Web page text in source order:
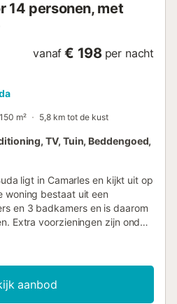
14 personen, met
vanaf € 198 per nacht
150 m² 5,8 km tot de kust
TV, Tuin, Beddengoed,
ligt in Camarles en kijkt uit op
woning bestaat uit een
en 3 badkamers en is daarom
Extra voorzieningen zijn onder
niet: handdoeken. Deze woning
met een zwembad,
een overdekt terras,
speeltuin. Er is gratis
aanbod